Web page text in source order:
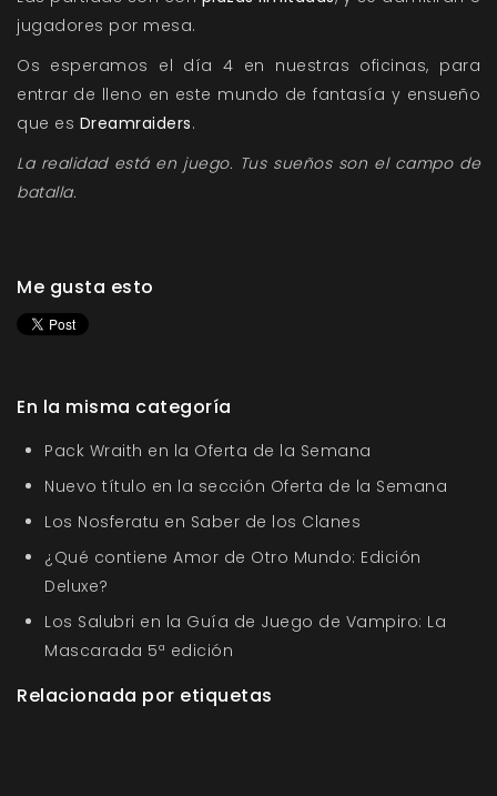
jugadores por mesa.
Os esperamos el día 4 en nuestras oficinas, para
entrar de lleno en este mundo de fantasía y ensueño
que es Dreamraiders.
La realidad está en juego. Tus sueños son el campo de
batalla.
Me gusta esto
En la misma categoría
Pack Wraith en la Oferta de la Semana
Nuevo título en la sección Oferta de la Semana
Los Nosferatu en Saber de los Clanes
¿Qué contiene Amor de Otro Mundo: Edición
Deluxe?
Los Salubri en la Guía de Juego de Vampiro: La
Mascarada 5ª edición
Relacionada por etiquetas